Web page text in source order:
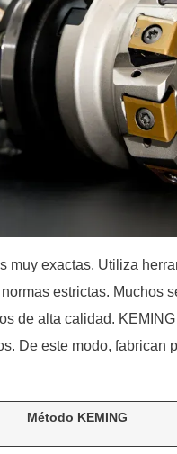
muy exactas. Utiliza
estrictas. Muchos
de alta calidad.
De este modo, fabrican
Método KEMING